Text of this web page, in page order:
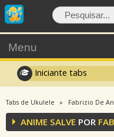
Menu
Iniciante tabs
Tabs de Ukulele Fabrizio De
ANIME SALVE POR